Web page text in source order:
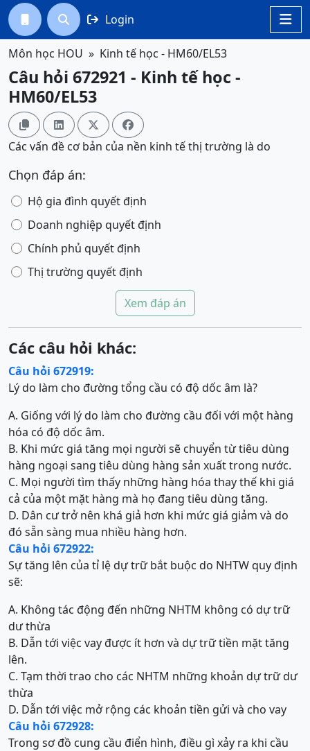

  Login
Môn học HOU Kinh tế học - HM60/EL53
Câu hỏi 672921 - Kinh tế học -
HM60/EL53
   
Các vấn đề cơ bản của nền kinh tế thị trường là do
Chọn đáp án:
Hộ gia đình quyết định
Doanh nghiệp quyết định
Chính phủ quyết định
Thị trường quyết định
Xem đáp án
Các câu hỏi khác:
Câu hỏi 672919:
Lý do làm cho đường tổng cầu có độ dốc âm là?
A. Giống với lý do làm cho đường cầu đối với một hàng
hóa có độ dốc âm.
B. Khi mức giá tăng mọi người sẽ chuyển từ tiêu dùng
hàng ngoại sang tiêu dùng hàng sản xuất trong nước.
C. Mọi người tìm thấy những hàng hóa thay thế khi giá
cả của một mặt hàng mà họ đang tiêu dùng tăng.
D. Dân cư trở nên khá giả hơn khi mức giá giảm và do
đó sẵn sàng mua nhiều hàng hơn.
Câu hỏi 672922:
Sự tăng lên của tỉ lệ dự trữ bắt buộc do NHTW quy định
sẽ:
A. Không tác động đến những NHTM không có dự trữ
dư thừa
B. Dẫn tới việc vay được ít hơn và dự trữ tiền mặt tăng
lên.
C. Tạm thời trao cho các NHTM những khoản dự trữ dư
thừa
D. Dẫn tới việc mở rộng các khoản tiền gửi và cho vay
Câu hỏi 672928:
Trong sơ đồ cung cầu điển hình, điều gì xảy ra khi cầu